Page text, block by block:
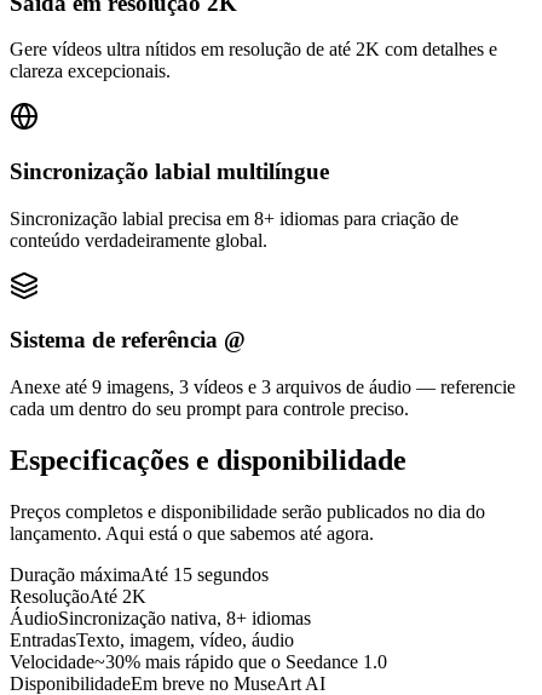
Gere vídeos ultra nítidos em resolução de até 2K com detalhes e
clareza excepcionais.
Sincronização labial multilíngue
Sincronização labial precisa em 8+ idiomas para criação de
conteúdo verdadeiramente global.
Sistema de referência @
Anexe até 9 imagens, 3 vídeos e 3 arquivos de áudio — referencie
cada um dentro do seu prompt para controle preciso.
Especificações e disponibilidade
Preços completos e disponibilidade serão publicados no dia do
lançamento. Aqui está o que sabemos até agora.
Duração máximaAté 15 segundos
ResoluçãoAté 2K
ÁudioSincronização nativa, 8+ idiomas
EntradasTexto, imagem, vídeo, áudio
Velocidade~30% mais rápido que o Seedance 1.0
DisponibilidadeEm breve no MuseArt AI